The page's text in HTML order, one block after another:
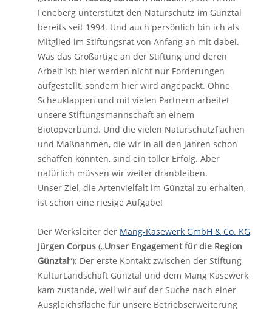
Feneberg unterstützt den Naturschutz im Günztal
bereits seit 1994. Und auch persönlich bin ich als
Mitglied im Stiftungsrat von Anfang an mit dabei.
Was das Großartige an der Stiftung und deren
Arbeit ist: hier werden nicht nur Forderungen
aufgestellt, sondern hier wird angepackt. Ohne
Scheuklappen und mit vielen Partnern arbeitet
unsere Stiftungsmannschaft an einem
Biotopverbund. Und die vielen Naturschutzflächen
und Maßnahmen, die wir in all den Jahren schon
schaffen konnten, sind ein toller Erfolg. Aber
natürlich müssen wir weiter dranbleiben.
Unser Ziel, die Artenvielfalt im Günztal zu erhalten,
ist schon eine riesige Aufgabe!
Der Werksleiter der Mang-Käsewerk GmbH & Co. KG,
Jürgen Corpus („Unser Engagement für die Region
Günztal“): Der erste Kontakt zwischen der Stiftung
KulturLandschaft Günztal und dem Mang Käsewerk
kam zustande, weil wir auf der Suche nach einer
Ausgleichsfläche für unsere Betriebserweiterung